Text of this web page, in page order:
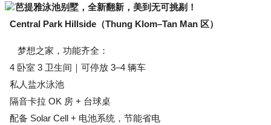
芭提雅泳池别墅，全新翻新，美到无可挑剔！
  Central Park Hillside（Thung Klom–Tan Man 区）
梦想之家，功能齐全：
  4 卧室 3 卫生间｜可停放 3–4 辆车
  私人盐水泳池
  隔音卡拉 OK 房 + 台球桌
  配备 Solar Cell + 电池系统，节能省电